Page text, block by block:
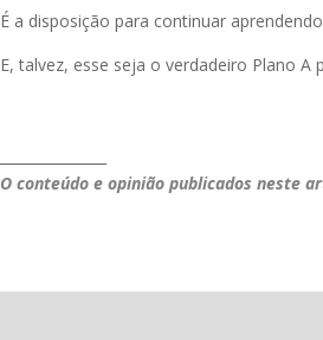
É a disposição para continuar
E, talvez, esse seja o verdadeiro Plano A
O conteúdo e opinião publicados neste